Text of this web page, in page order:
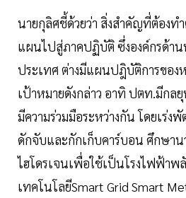
นายกุลิศชี้ด้วยว่า สิ่งสำคัญที่ต้องท
แผนไปสู่ภาคปฏิบัติ ซึ่งองค์กรด้า
ประเทศ ต่างมีแผนปฎิบัติการของ
เป้าหมายดังกล่าว อาทิ ปตท.มีก
มีความร่วมมือระหว่างกัน โดยเร่
ดักจับและกักเก็บคาร์บอน ศึกษาน
ไฮโดรเจนเพื่อใช้เป็นโรงไฟฟ้าพ
เทคโนโลยีSmart Grid Smart